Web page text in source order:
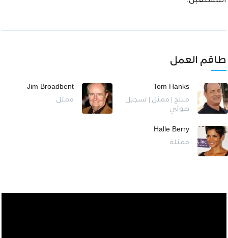
طاقم العمل
Tom Hanks
منتج | ممثل | تسجيل
صوتي
Jim Broadbent
ممثل
Halle Berry
ممثلة